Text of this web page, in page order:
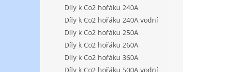
Díly k Co2 hořáku 240A
Díly k Co2 hořáku 240A vodní
Díly k Co2 hořáku 250A
Díly k Co2 hořáku 260A
Díly k Co2 hořáku 360A
Díly k Co2 hořáku 500A vodní